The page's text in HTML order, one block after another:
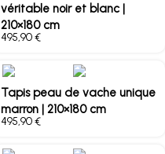
véritable noir et blanc |
210×180 cm
€
Tapis peau de vache unique
marron | 210×180 cm
€